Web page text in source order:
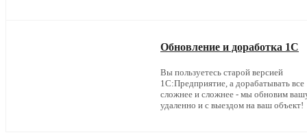
Обновление и доработка 1С
Вы пользуетесь старой версией
1С:Предприятие, а дорабатывать все
сложнее и сложнее - мы обновим
удаленно и с выездом на ваш объект!